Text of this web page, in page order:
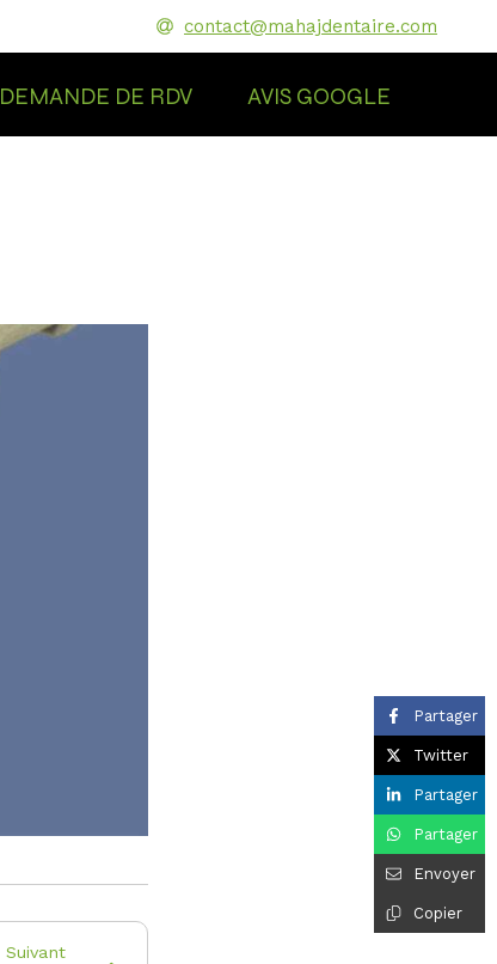
contact@mahajdentaire.com
DEMANDE DE RDV AVIS GOOGLE
Suivant
Partager
Twitter
Partager
Partager
Envoyer
Copier